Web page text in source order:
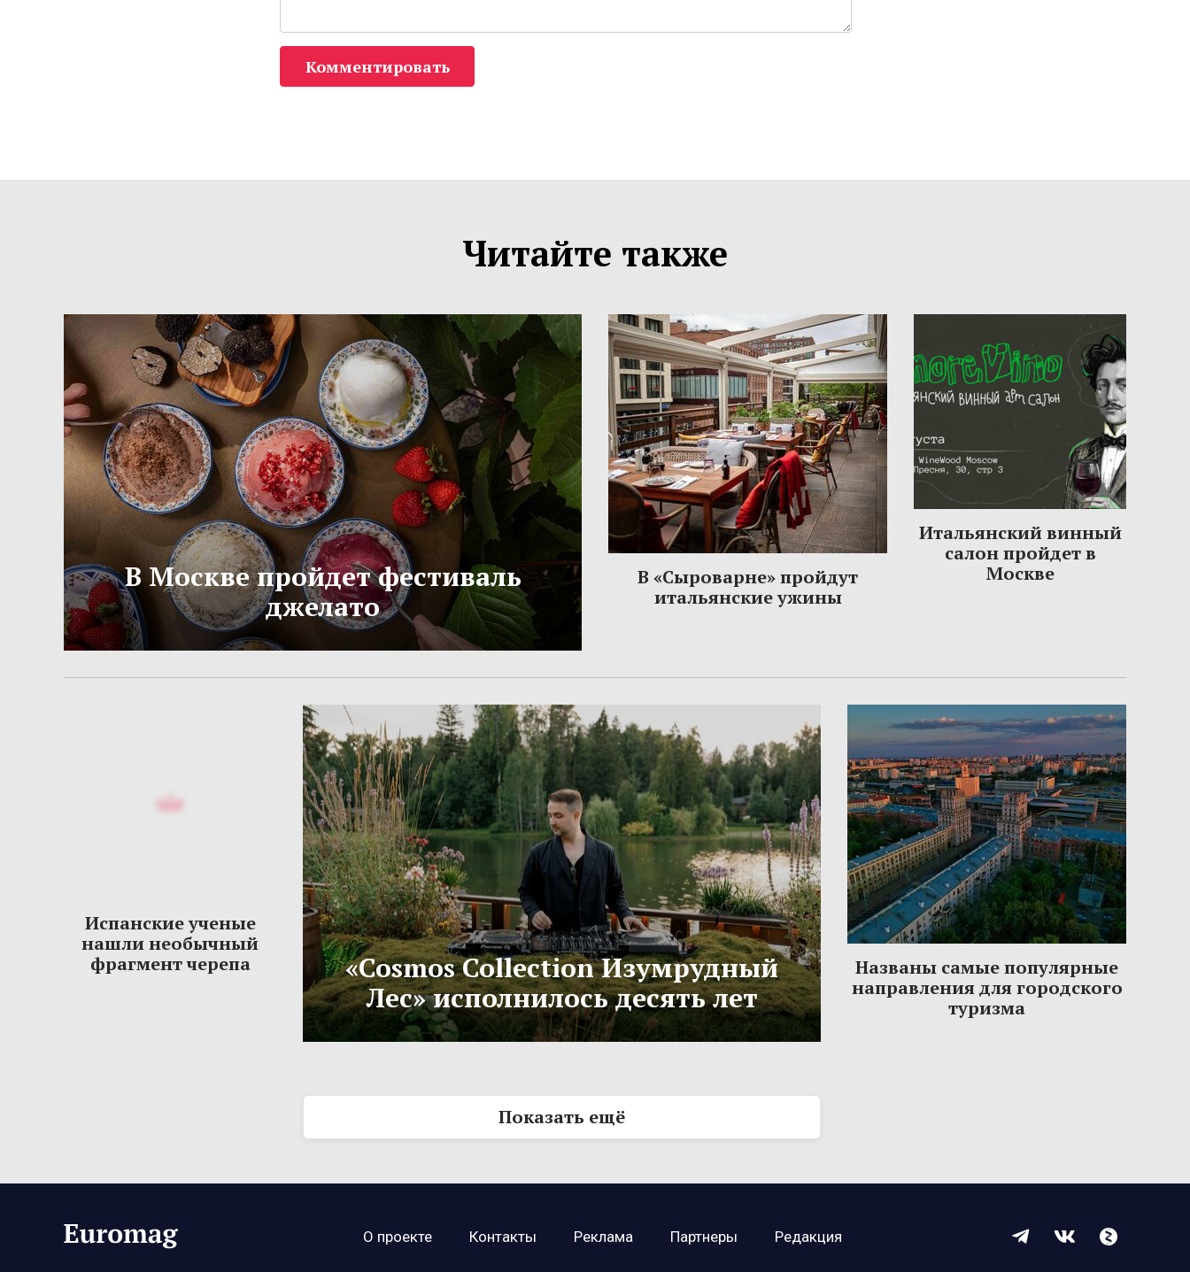
Комментировать
Читайте также
В Москве пройдет фестиваль
джелато
В «Сыроварне» пройдут
итальянские ужины
Итальянский винный
салон пройдет в
Москве
Испанские ученые
нашли необычный
фрагмент черепа
«Cosmos Collection Изумрудный
Лес» исполнилось десять лет
Названы самые популярные
направления для городского
туризма
Показать ещё
О проекте Контакты Реклама Партнеры Редакция